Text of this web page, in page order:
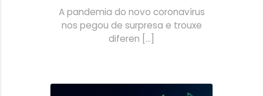
A pandemia do novo coronavírus
nos pegou de surpresa e trouxe
diferen [...]